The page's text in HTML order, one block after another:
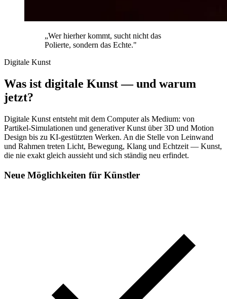
„Wer hierher kommt, sucht nicht das
Polierte, sondern das Echte."
Digitale Kunst
Was ist digitale Kunst — und warum
jetzt?
Digitale Kunst entsteht mit dem Computer als Medium: von
Partikel-Simulationen und generativer Kunst über 3D und Motion
Design bis zu KI-gestützten Werken. An die Stelle von Leinwand
und Rahmen treten Licht, Bewegung, Klang und Echtzeit — Kunst,
die nie exakt gleich aussieht und sich ständig neu erfindet.
Neue Möglichkeiten für Künstler